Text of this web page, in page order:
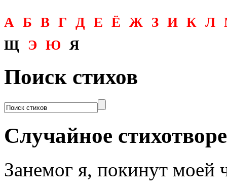
А Б В Г Д Е Ё Ж З И К Л
Щ Э Ю Я
Поиск стихов
Случайное
Занемог я, покинут моей